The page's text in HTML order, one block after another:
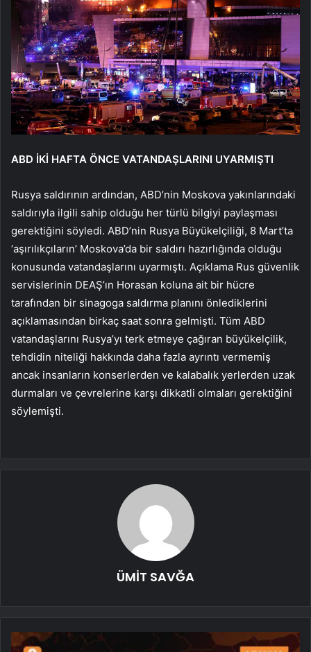
ABD İKİ HAFTA ÖNCE VATANDAŞLARINI UYARMIŞTI
Rusya saldırının ardından, ABD’nin Moskova yakınlarındaki
saldırıyla ilgili sahip olduğu her türlü bilgiyi paylaşması
gerektiğini söyledi. ABD’nin Rusya Büyükelçiliği, 8 Mart’ta
‘aşırılıkçıların’ Moskova’da bir saldırı hazırlığında olduğu
konusunda vatandaşlarını uyarmıştı. Açıklama Rus güvenlik
servislerinin DEAŞ’ın Horasan koluna ait bir hücre
tarafından bir sinagoga saldırma planını önlediklerini
açıklamasından birkaç saat sonra gelmişti. Tüm ABD
vatandaşlarını Rusya’yı terk etmeye çağıran büyükelçilik,
tehdidin niteliği hakkında daha fazla ayrıntı vermemiş
ancak insanların konserlerden ve kalabalık yerlerden uzak
durmaları ve çevrelerine karşı dikkatli olmaları gerektiğini
söylemişti.
ÜMİT SAVĞA